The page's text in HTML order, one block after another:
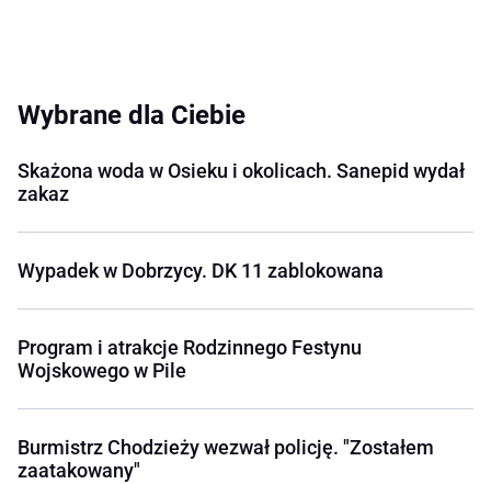
Wybrane dla Ciebie
Skażona woda w Osieku i okolicach. Sanepid wydał
zakaz
Wypadek w Dobrzycy. DK 11 zablokowana
Program i atrakcje Rodzinnego Festynu
Wojskowego w Pile
Burmistrz Chodzieży wezwał policję. "Zostałem
zaatakowany"